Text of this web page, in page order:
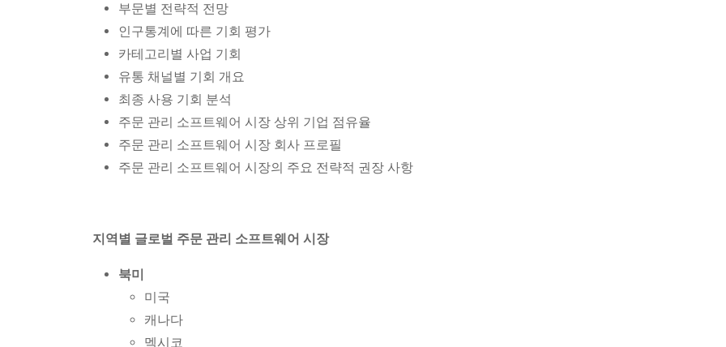
부문별 전략적 전망
인구통계에 따른 기회 평가
카테고리별 사업 기회
유통 채널별 기회 개요
최종 사용 기회 분석
주문 관리 소프트웨어 시장 상위 기업 점유율
주문 관리 소프트웨어 시장 회사 프로필
주문 관리 소프트웨어 시장의 주요 전략적 권장 사항
지역별 글로벌 주문 관리 소프트웨어 시장
북미
미국
캐나다
멕시코